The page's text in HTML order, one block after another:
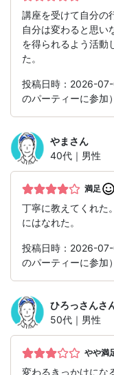
講座を受けて自分の
自分は変わると思い
を得られるよう活動
た。
投稿日時：2026-
のパーティーに参加）
やま さん
40代｜男性
満足
丁寧に教えてくれた
にはなれた。
投稿日時：2026-
のパーティーに参加）
ひろっさんさ
50代｜男性
やや満
変わるきっかけにな